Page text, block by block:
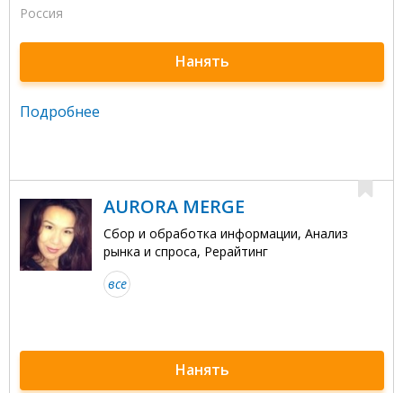
Россия
Нанять
Подробнее
AURORA MERGE
Сбор и обработка информации, Анализ
рынка и спроса, Рерайтинг
все
Нанять